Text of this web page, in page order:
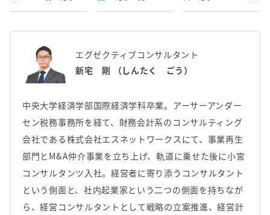
エグゼクティブコンサルタント
新宅 剛 （しんたく ごう）
中央大学経済学部国際経済学科卒業。アーサーアンダー
セン税務事務所を経て、財務会計系のコンサルティング
会社である株式会社エスネットワークスにて、事業再生
部門とM&A仲介事業を立ち上げ、軌道に乗せた後に小宮
コンサルタンツ入社。経営者に寄り添うコンサルタント
という側面と、社内起業家という二つの側面を持ちなが
ら、経営コンサルタントとして戦略の立案推進、経営計